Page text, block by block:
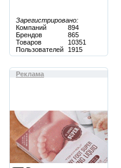
Зарегистрировано:
Компаний
894
Брендов
865
Товаров
10351
Пользователей
1915
Реклама